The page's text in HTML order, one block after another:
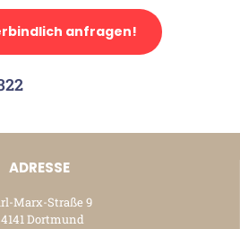
anfragen!
ADRESSE
Marx-Straße 9
Dortmund